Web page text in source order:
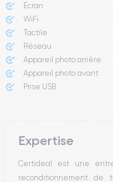
Écran
WiFi
Tactile
Réseau
Appareil photo arrière
Appareil photo avant
Prise USB
Expertise
Certideal est une
reconditionnement de